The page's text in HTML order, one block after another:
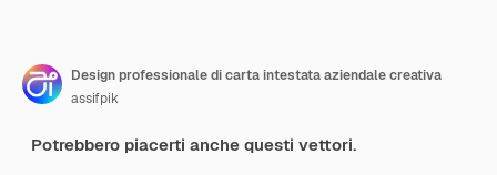
Design professionale di carta intestata aziendale creativa
assifpik
Potrebbero piacerti anche questi vettori.